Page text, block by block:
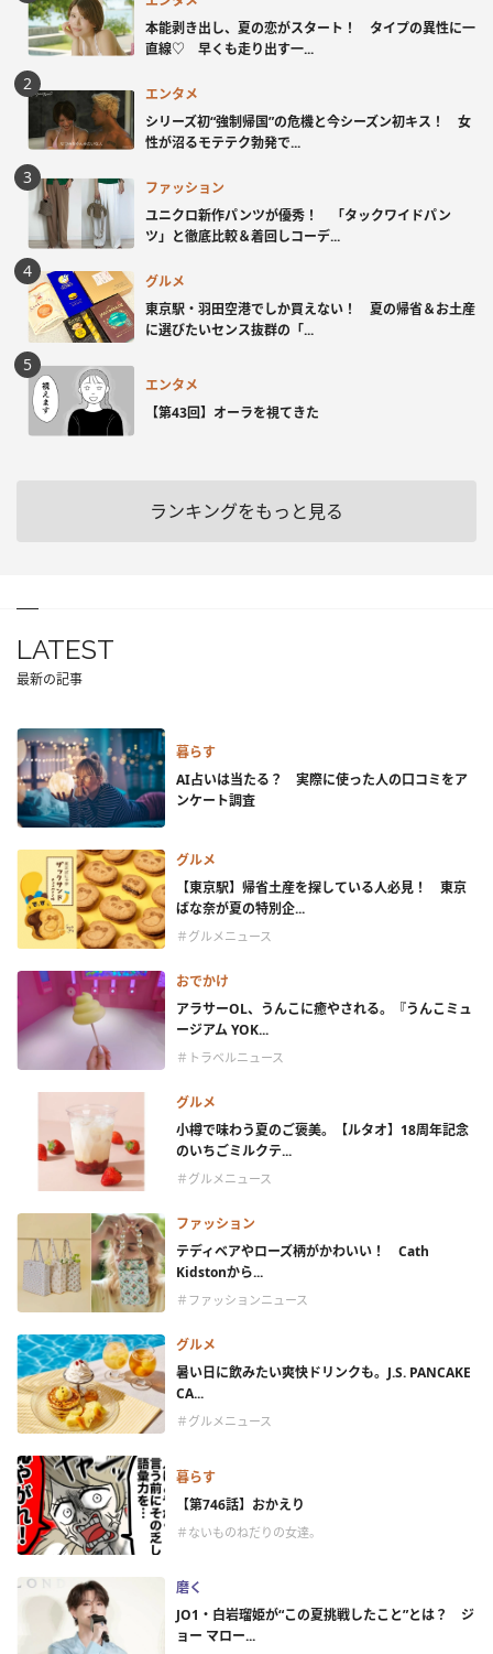
本能剥き出し、夏の恋がスタート！ タイプの異性に一
直線♡ 早くも走り出す一...
エンタメ
シリーズ初“強制帰国”の危機と今シーズン初キス！ 女
性が沼るモテテク勃発で...
ファッション
ユニクロ新作パンツが優秀！ 「タックワイドパン
ツ」と徹底比較＆着回しコーデ...
グルメ
東京駅・羽田空港でしか買えない！ 夏の帰省＆お土産
に選びたいセンス抜群の「...
エンタメ
【第43回】オーラを視てきた
ランキングをもっと見る
LATEST
最新の記事
暮らす
AI占いは当たる？ 実際に使った人の口コミをア
ンケート調査
グルメ
【東京駅】帰省土産を探している人必見！ 東京
ばな奈が夏の特別企...
＃グルメニュース
おでかけ
アラサーOL、うんこに癒やされる。『うんこミュ
ージアム YOK...
＃トラベルニュース
グルメ
小樽で味わう夏のご褒美。【ルタオ】18周年記念
のいちごミルクテ...
＃グルメニュース
ファッション
テディベアやローズ柄がかわいい！ Cath
Kidstonから...
＃ファッションニュース
グルメ
暑い日に飲みたい爽快ドリンクも。J.S. PANCAKE
CA...
＃グルメニュース
暮らす
【第746話】おかえり
＃ないものねだりの女達。
磨く
JO1・白岩瑠姫が“この夏挑戦したこと”とは？ ジ
ョー マロー...